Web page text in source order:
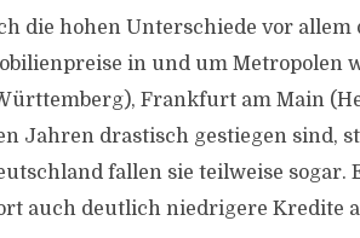
die hohen Unterschiede vor allem
in und um Metropolen
Frankfurt am Main
Jahren drastisch gestiegen sind,
fallen sie teilweise
auch deutlich niedrigere Kredite